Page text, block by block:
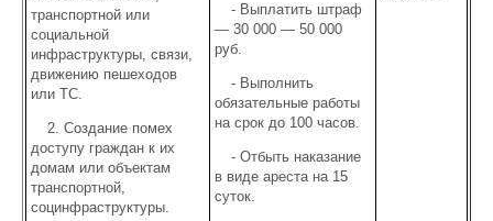
транспортной или
социальной
инфраструктуры, связи,
движению пешеходов
или ТС.
2. Создание помех
доступу граждан к их
домам или объектам
транспортной,
социнфраструктуры.
- Выплатить штраф
— 30 000 — 50 000
руб.
- Выполнить
обязательные работы
на срок до 100 часов.
- Отбыть наказание
в виде ареста на 15
суток.